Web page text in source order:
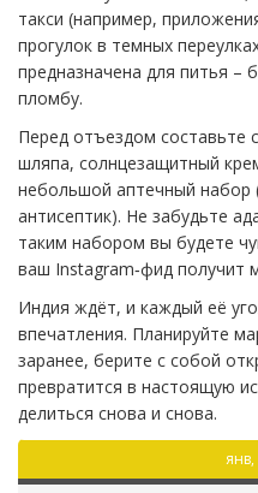
такси (например,
прогулок в темных
предназначена для питья –
пломбу.
Перед отъездом составьте
шляпа, солнцезащитный
небольшой аптечный набор
антисептик). Не забудьте
таким набором вы будете
ваш Instagram‑фид получит
Индия ждёт, и каждый её
впечатления. Планируйте
заранее, берите с собой
превратится в настоящую
делиться снова и снова.
янв,